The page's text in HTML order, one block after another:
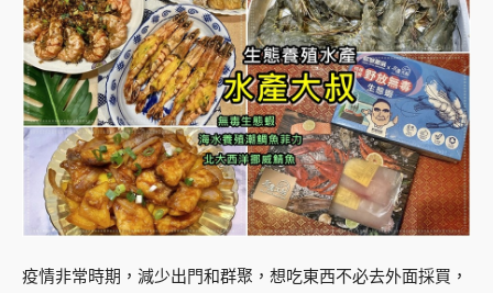
疫情非常時期，減少出門和群聚，想吃東西不必去外面採買，